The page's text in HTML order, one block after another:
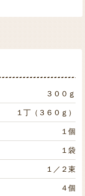
３００ｇ
１丁（３６０ｇ）
１個
１袋
１／２束
４個